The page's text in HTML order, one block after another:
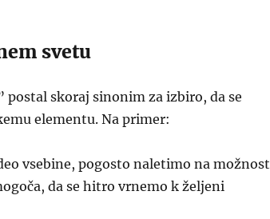
svetu
postal skoraj sinonim za izbiro, da se
elementu. Na primer:
vsebine, pogosto naletimo na možnost
da se hitro vrnemo k željeni